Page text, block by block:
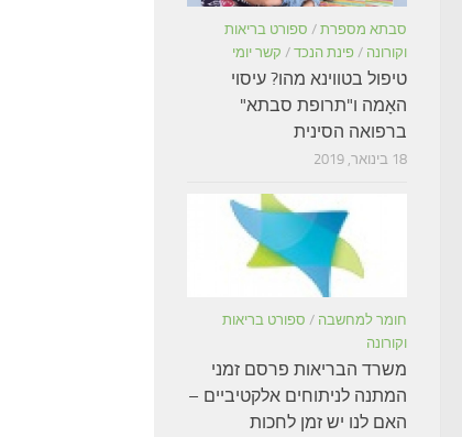
סבתא מספרת / ספורט בריאות
וקורונה / פינת הנכד / קשר יומי
טיפול בטווינא מהו? עיסוי
האָמה ו"תרופת סבתא"
ברפואה הסינית
18 בינואר, 2019
חומר למחשבה / ספורט בריאות
וקורונה
משרד הבריאות פרסם זמני
המתנה לניתוחים אלקטיביים –
האם לנו יש זמן לחכות